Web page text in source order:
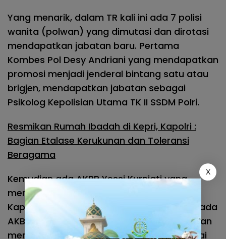
Yang menarik, dalam TR kali ini ada 7 polisi
wanita (polwan) yang dimutasi dan dirotasi
mendapatkan jabatan baru. Pertama
Kombes Pol Desy Andriani yang mendapatkan
promosi menjadi jenderal bintang satu atau
brigjen, mendapatkan jabatan sebagai
Psikolog Kepolisian Utama TK II SSDM Polri.
Resmikan Rumah Ibadah di Kepri, Kapolri :
Bagian Etalase Kerukunan dan Toleransi
Beragama
Kemudian ada AKBP Yessi Kurniati yang
mendapatkan promosi jabatan sebagai
Kapolresta Bukittinggi Polda Sumbar. Lalu ada
AKBP Soliyah mendapatkan promosi jabatan
menjadi komisaris besar (kombes) sebagai
X